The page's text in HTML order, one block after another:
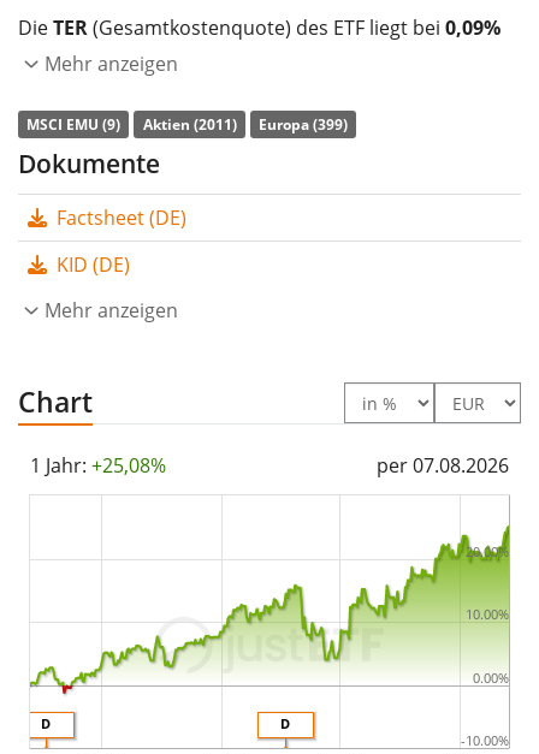
DieTER(Gesamtkostenquote) des ETF liegt bei 0,09%
p.a.. Der ETF bildet die Wertentwicklung des Index
Indexbestandteile) nach. Die Dividendenerträge im ETF
werden an die Anleger
Der Xtrackers MSCI EMU UCITS ETF 1D ist ein sehr
großer ETF mit
aufgelegt.
Mehr anzeigen
MSCI EMU (9) Aktien (2011) Europa (399)
Dokumente
Factsheet (DE)
KID (DE)
Mehr anzeigen
Chart
1 Jahr: +25,08% per 07.08.2026
D
D
-10.00%
0.00%
10.00%
20.00%